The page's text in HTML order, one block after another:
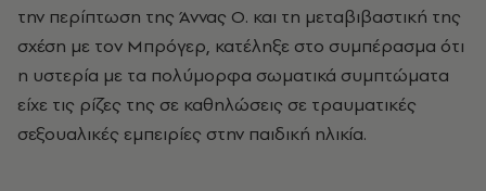
την περίπτωση της Άννας Ο. και τη μεταβιβαστική της
σχέση με τον Μπρόγερ, κατέληξε στο συμπέρασμα ότι
η υστερία με τα πολύμορφα σωματικά συμπτώματα
είχε τις ρίζες της σε καθηλώσεις σε τραυματικές
σεξουαλικές εμπειρίες στην παιδική ηλικία.